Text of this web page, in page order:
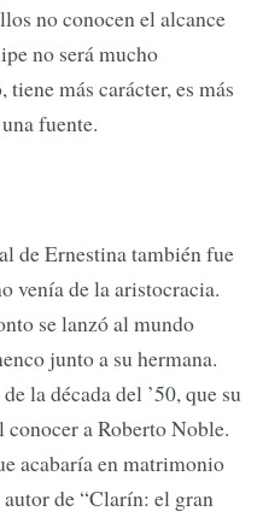
no conocen el alcance
no será mucho
más carácter, es más
fuente.
de Ernestina también fue
venía de la aristocracia.
se lanzó al mundo
junto a su hermana.
la década del ’50, que su
a Roberto Noble.
acabaría en matrimonio
de “Clarín: el gran